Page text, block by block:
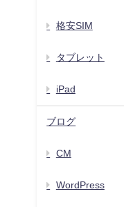
格安SIM
タブレット
iPad
ブログ
CM
WordPress